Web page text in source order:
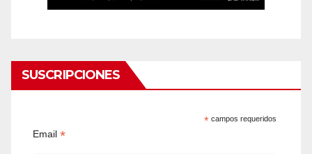
SUSCRIPCIONES
* campos requeridos
Email*